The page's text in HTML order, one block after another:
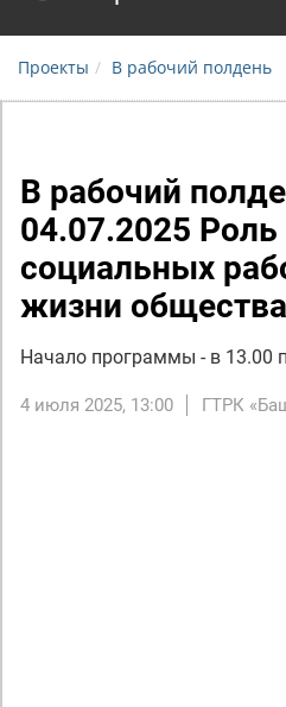
Проекты В рабочий полдень
В рабочий
04.07.2025 Роль
социальных
жизни общества
Начало программы - в 13.00
4 июля 2025, 13:00 ГТРК